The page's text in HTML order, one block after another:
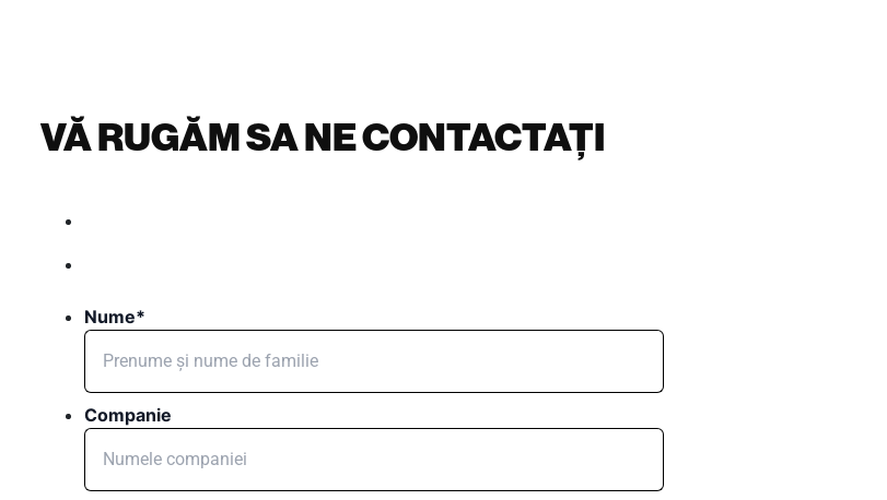
VĂ RUGĂM SA NE CONTACTAȚI
Nume*
Companie